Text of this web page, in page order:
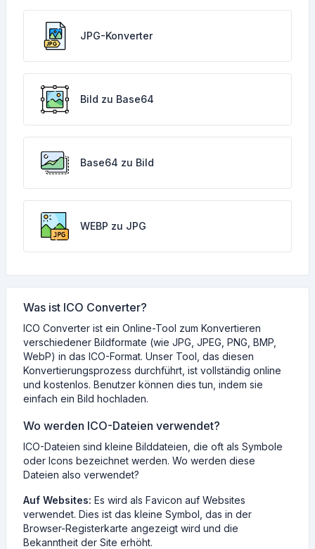
JPG-Konverter
Bild zu Base64
Base64 zu Bild
WEBP zu JPG
Was ist ICO Converter?
ICO Converter ist ein Online-Tool zum Konvertieren
verschiedener Bildformate (wie JPG, JPEG, PNG, BMP,
WebP) in das ICO-Format. Unser Tool, das diesen
Konvertierungsprozess durchführt, ist vollständig online
und kostenlos. Benutzer können dies tun, indem sie
einfach ein Bild hochladen.
Wo werden ICO-Dateien verwendet?
ICO-Dateien sind kleine Bilddateien, die oft als Symbole
oder Icons bezeichnet werden. Wo werden diese
Dateien also verwendet?
Auf Websites: Es wird als Favicon auf Websites
verwendet. Dies ist das kleine Symbol, das in der
Browser-Registerkarte angezeigt wird und die
Bekanntheit der Site erhöht.